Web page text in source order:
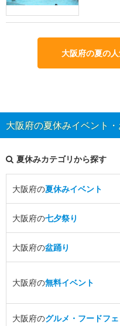
大阪府の夏の
大阪府の夏休みイベント
夏休みカテゴリから探す
大阪府の夏休みイベント
大阪府の七夕祭り
大阪府の盆踊り
大阪府の無料イベント
大阪府のグルメ・フードフェ